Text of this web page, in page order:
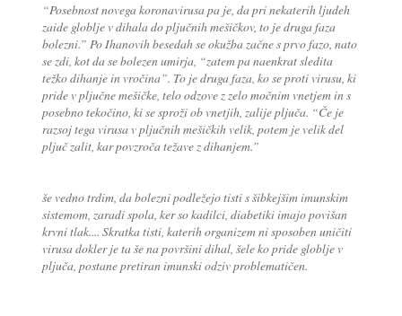
“Posebnost novega koronavirusa pa je, da pri nekaterih ljudeh
zaide globlje v dihala do pljučnih mešičkov, to je druga faza
bolezni.” Po Ihanovih besedah se okužba začne s prvo fazo, nato
se zdi, kot da se bolezen umirja, “zatem pa naenkrat sledita
težko dihanje in vročina”. To je druga faza, ko se proti virusu, ki
pride v pljučne mešičke, telo odzove z zelo močnim vnetjem in s
posebno tekočino, ki se sproži ob vnetjih, zalije pljuča. “Če je
razsoj tega virusa v pljučnih mešičkih velik, potem je velik del
pljuč zalit, kar povzroča težave z dihanjem.”
še vedno trdim, da bolezni podležejo tisti s šibkejšim imunskim
sistemom, zaradi spola, ker so kadilci, diabetiki imajo povišan
krvni tlak.... Skratka tisti, katerih organizem ni sposoben uničiti
virusa dokler je ta še na površini dihal, šele ko pride globlje v
pljuča, postane pretiran imunski odziv problematičen.